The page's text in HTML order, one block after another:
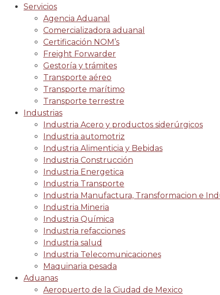
Servicios
Agencia Aduanal
Comercializadora aduanal
Certificación NOM’s
Freight Forwarder
Gestoría y trámites
Transporte aéreo
Transporte marítimo
Transporte terrestre
Industrias
Industria Acero y productos siderúrgicos
Industria automotriz
Industria Alimenticia y Bebidas
Industria Construcción
Industria Energetica
Industria Transporte
Industria Manufactura, Transformacion e
Industria Mineria
Industria Química
Industria refacciones
Industria salud
Industria Telecomunicaciones
Maquinaria pesada
Aduanas
Aeropuerto de la Ciudad de Mexico